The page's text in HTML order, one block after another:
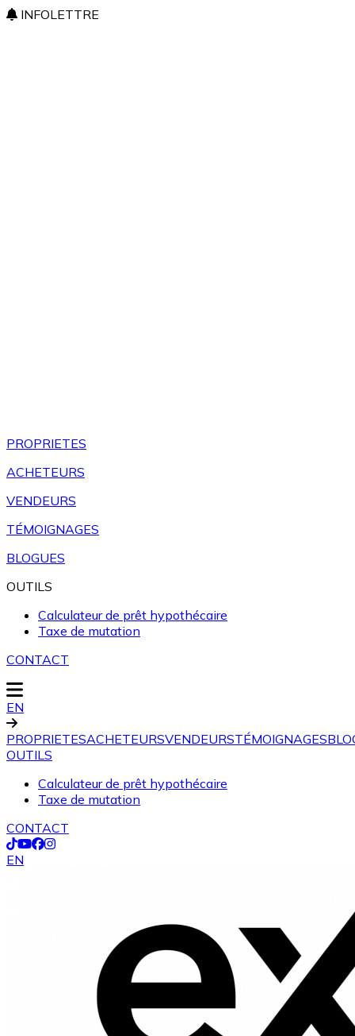
INFOLETTRE
PROPRIETES
ACHETEURS
VENDEURS
TÉMOIGNAGES
BLOGUES
OUTILS
Calculateur de prêt hypothécaire
Taxe de mutation
CONTACT
EN
PROPRIETESACHETEURSVENDEURSTÉMOIGNAGES
OUTILS
Calculateur de prêt hypothécaire
Taxe de mutation
CONTACT
EN